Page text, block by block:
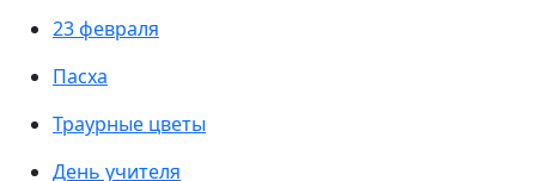
23 февраля
Пасха
Траурные цветы
День учителя